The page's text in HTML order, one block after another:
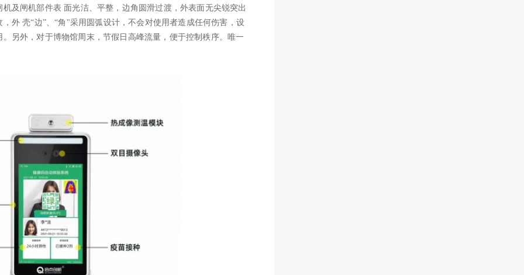
及闸机部件表 面光洁、平整，边角圆滑过渡，外表面无尖锐突出
外 壳“边”、“角"采用圆弧设计，不会对使用者造成任何伤害，设
另外，对于博物馆周末，节假日高峰流量，便于控制秩序。唯一